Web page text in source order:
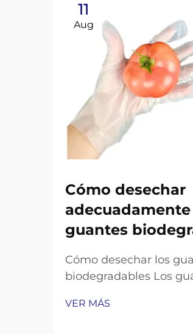
11
Aug
Cómo desechar
guantes
Cómo desechar los
biodegradables Los
ecológica popular,
VER MÁS